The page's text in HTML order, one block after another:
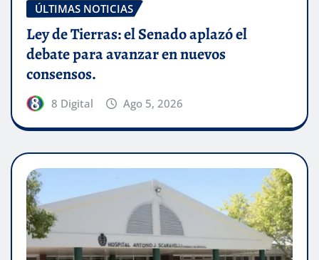
ÚLTIMAS NOTICIAS
Ley de Tierras: el Senado aplazó el
debate para avanzar en nuevos
consensos.
8 Digital Ago 5, 2026